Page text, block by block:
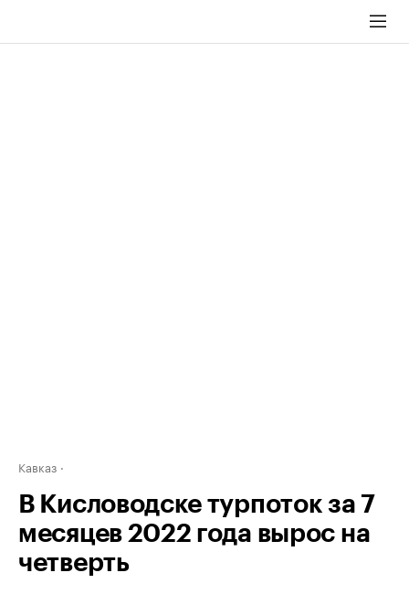
Кавказ
В Кисловодске турпоток за 7
месяцев 2022 года вырос на
четверть